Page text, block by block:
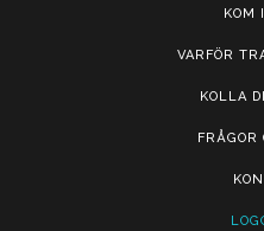
KOM
VARFÖR
KOLLA
FRÅGOR